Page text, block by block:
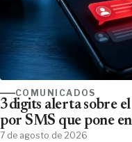
COMUNICADOS
3digits alerta sobre
por SMS que pone
7 de agosto de 2026